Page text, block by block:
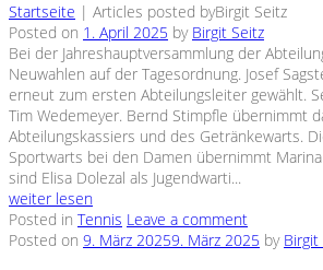
Startseite | Articles posted byBirgit Seitz
Posted on 1. April 2025 by Birgit Seitz
Bei der Jahreshauptversammlung der
Neuwahlen auf der Tagesordnung. Josef
erneut zum ersten Abteilungsleiter gewählt.
Tim Wedemeyer. Bernd Stimpfle übernimmt
Abteilungskassiers und des Getränkewarts.
Sportwarts bei den Damen übernimmt
sind Elisa Dolezal als Jugendwarti...
weiter lesen
Posted in Tennis Leave a comment
Posted on 9. März 20259. März 2025 by Birgit